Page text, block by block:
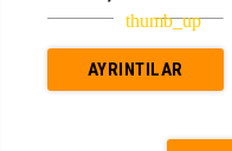
AYRINTILAR